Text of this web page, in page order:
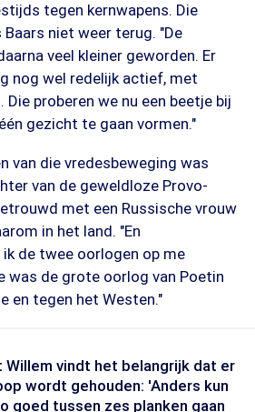
tegen kernwapens. Die
niet weer terug. "De
veel kleiner geworden. Er
nog wel redelijk actief, met
Die proberen we nu een beetje bij
gezicht te gaan vormen."
van die vredesbeweging was
van de geweldloze Provo-
met een Russische vrouw
in het land. "En
de twee oorlogen op me
was de grote oorlog van Poetin
en tegen het Westen."
Willem vindt het belangrijk dat er
wordt gehouden: 'Anders kun
goed tussen zes planken gaan